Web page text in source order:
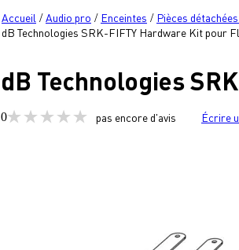
Accueil /Audio pro / Enceintes / Pièces
dB Technologies SRK-FIFTY Hardware Kit pour
dB Technologies
0 pas encore d'avis Écrire